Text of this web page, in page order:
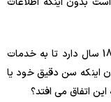
برای مثال، یک کاربر می‌تواند ثابت کند که بالای 18 سال دارد تا به خدمات
اینکه سن دقیق خود یا
اتفاق می افتد؟